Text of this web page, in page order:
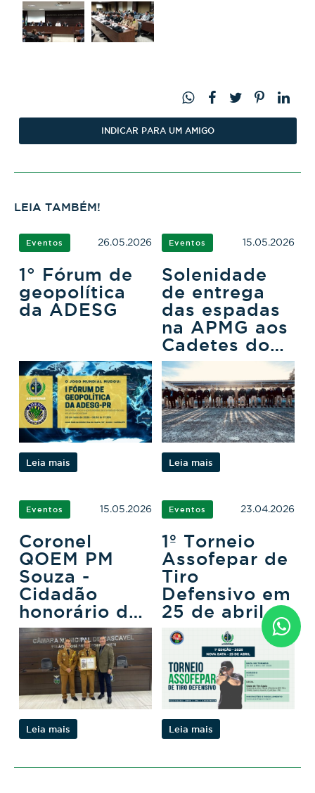
INDICAR PARA UM AMIGO
LEIA TAMBÉM!
Eventos 26.05.2026
1° Fórum de
geopolítica
da ADESG
Leia mais
Eventos 15.05.2026
Solenidade
de entrega
das espadas
na APMG aos
Cadetes do
3ºCFO
Leia mais
Eventos 15.05.2026
Coronel
QOEM PM
Souza -
Cidadão
honorário de
Cascavel
Leia mais
Eventos 23.04.2026
1º Torneio
Assofepar de
Tiro
Defensivo em
25 de abril
Leia mais